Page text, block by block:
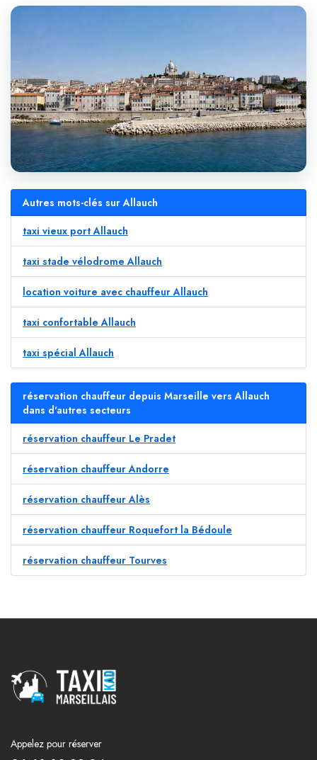
Autres mots-clés sur Allauch
taxi vieux port Allauch
taxi stade vélodrome Allauch
location voiture avec chauffeur Allauch
taxi confortable Allauch
taxi spécial Allauch
réservation chauffeur depuis Marseille vers Allauch
dans d'autres secteurs
réservation chauffeur Le Pradet
réservation chauffeur Andorre
réservation chauffeur Alès
réservation chauffeur Roquefort la Bédoule
réservation chauffeur Tourves
Appelez pour réserver